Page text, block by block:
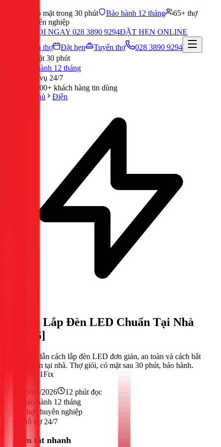
Có mặt trong 30 phút Bảo hành 12 tháng
65+ thợ
chuyên nghiệp
GỌI NGAY 028 3890 9294ĐẶT HẸN ONLINE
Tuyển thợ
Đặt hẹn Tuyển thợ
028 3890 9294
Có mặt 30 phút
Bảo hành 12 tháng
Phục vụ 24/7
300,000+ khách hàng tin dùng
Trang chủ
Điện
Cách Lắp Đèn LED Chuẩn Tại Nhà
[2026]
Hướng dẫn cách lắp đèn LED đơn giản, an toàn và cách bắt
bóng đèn tại nhà. Thợ giỏi, có mặt sau 30 phút, bảo hành.
Liên hệ 1Fix
25/02/2026 12 phút đọc
Bảo hành 12 tháng
Thợ chuyên nghiệp
Hỗ trợ 24/7
Tóm tắt nhanh